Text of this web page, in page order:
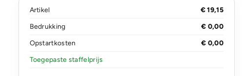
Artikel
€ 19,15
Bedrukking
€ 0,00
Opstartkosten
€ 0,00
Toegepaste staffelprijs